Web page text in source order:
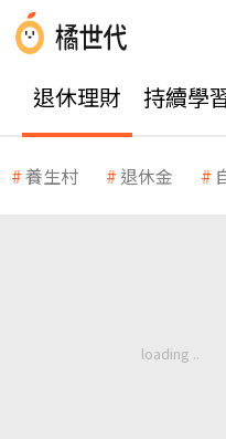
退休理財 持續學
養生村 退休金